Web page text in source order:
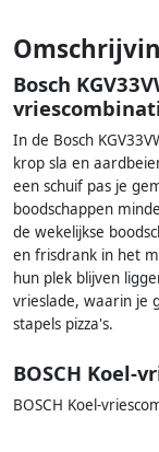
Bosch
In de Bosch
krop sla en
een schuif pas je
boodschappen
de wekelijkse
en frisdrank in het
hun plek blijven
vrieslade, waarin je
stapels pizza's.
BOSCH Koel-
BOSCH Koel-